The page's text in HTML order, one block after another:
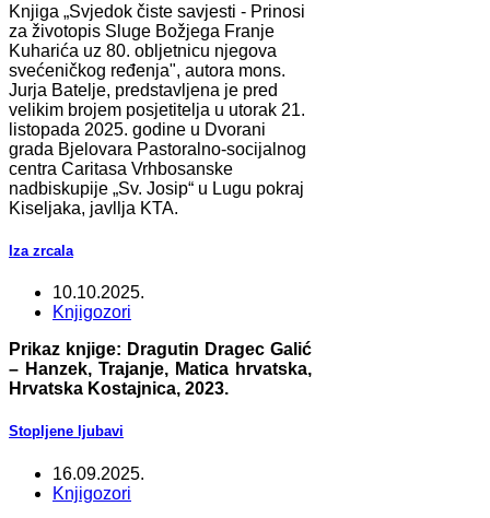
Knjiga „Svjedok čiste savjesti - Prinosi
za životopis Sluge Božjega Franje
Kuharića uz 80. obljetnicu njegova
svećeničkog ređenja", autora mons.
Jurja Batelje, predstavljena je pred
velikim brojem posjetitelja u utorak 21.
listopada 2025. godine u Dvorani
grada Bjelovara Pastoralno-socijalnog
centra Caritasa Vrhbosanske
nadbiskupije „Sv. Josip“ u Lugu pokraj
Kiseljaka, javllja KTA.
Iza zrcala
10.10.2025.
Knjigozori
Prikaz knjige: Dragutin Dragec Galić
– Hanzek, Trajanje, Matica hrvatska,
Hrvatska Kostajnica, 2023.
Stopljene ljubavi
16.09.2025.
Knjigozori